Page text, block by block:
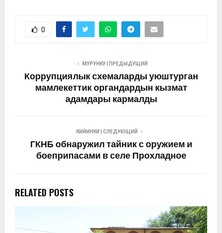
0
МУРУНКУ | ПРЕДЫДУЩИЙ
Коррупциялык схемаларды уюштурган
мамлекеттик органдардын кызмат
адамдары кармалды
КИЙИНКИ | СЛЕДУЮЩИЙ
ГКНБ обнаружил тайник с оружием и
боеприпасами в селе Прохладное
RELATED POSTS